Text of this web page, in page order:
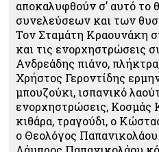
αποκαλυφθούν σ’ αυτό το
συνελεύσεων και των
Τον Σταμάτη Κραουνάκη
και τις ενορχηστρώσεις
Ανδρεάδης πιάνο,
Χρήστος Γεροντίδης
μπουζούκι, ισπανικό
ενορχηστρώσεις, Κοσμάς
κιθάρα, τραγούδι, ο
ο Θεολόγος Παπανικολάου